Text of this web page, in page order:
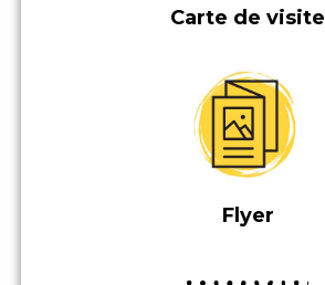
Carte de visite
Flyer